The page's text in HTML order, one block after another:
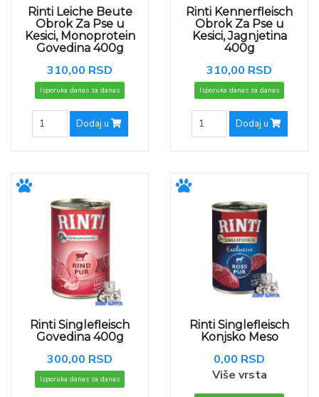
Rinti Leiche Beute
Obrok Za Pse u
Kesici, Monoprotein
Govedina 400g
310,00 RSD
Isporuka danas za danas
Dodaj u
Rinti Kennerfleisch
Obrok Za Pse u
Kesici, Jagnjetina
400g
310,00 RSD
Isporuka danas za danas
Dodaj u
Rinti Singlefleisch
Govedina 400g
300,00 RSD
Isporuka danas za danas
Rinti Singlefleisch
Konjsko Meso
0,00 RSD
Više vrsta